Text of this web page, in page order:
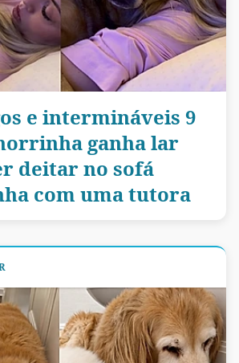
e intermináveis 9
ganha lar
deitar no sofá
com uma tutora